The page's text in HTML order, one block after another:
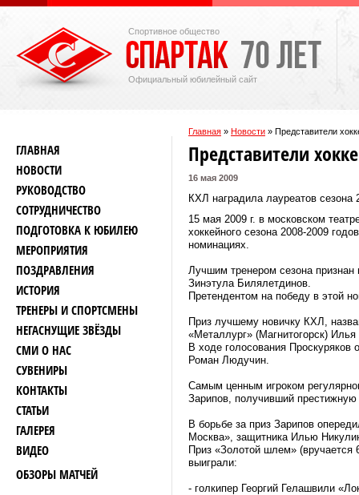
Спортивное общество
Официальный юбилейный сайт
Главная » Новости » Представители
ГЛАВНАЯ
НОВОСТИ
РУКОВОДСТВО
СОТРУДНИЧЕСТВО
ПОДГОТОВКА К ЮБИЛЕЮ
МЕРОПРИЯТИЯ
ПОЗДРАВЛЕНИЯ
ИСТОРИЯ
ТРЕНЕРЫ И СПОРТСМЕНЫ
НЕГАСНУЩИЕ ЗВЁЗДЫ
СМИ О НАС
СУВЕНИРЫ
КОНТАКТЫ
СТАТЬИ
ГАЛЕРЕЯ
ВИДЕО
ОБЗОРЫ МАТЧЕЙ
Представители
16 мая 2009
КХЛ наградила лауреатов сезона
15 мая 2009 г. в московском
хоккейного сезона 2008-2009
номинациях.
Лучшим тренером сезона
Зинэтула Билялетдинов.
Претендентом на победу в этой
Приз лучшему новичку КХЛ,
«Металлург» (Магнитогорск) Илья
В ходе голосования
Роман Людучин.
Самым ценным игроком
Зарипов, получивший
В борьбе за приз Зарипов
Москва», защитника Илью
Приз «Золотой шлем»
выиграли:
- голкипер Георгий Гелашвили